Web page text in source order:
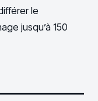
le
jusqu’à 150